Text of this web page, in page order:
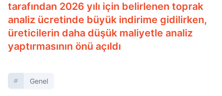
tarafından 2026 yılı için belirlenen toprak
analiz ücretinde büyük indirime gidilirken,
üreticilerin daha düşük maliyetle analiz
yaptırmasının önü açıldı
Genel